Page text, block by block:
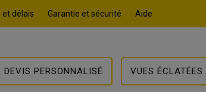
et délais Garantie et sécurité Aide
DEVIS PERSONNALISÉ VUES ÉCLATÉES